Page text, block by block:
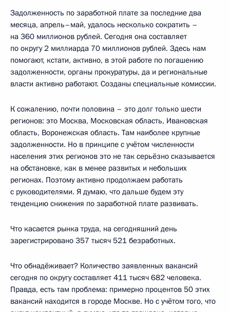
Задолженность по заработной плате за последние два
месяца, апрель–май, удалось несколько сократить –
на 360 миллионов рублей. Сегодня она составляет
по округу 2 миллиарда 70 миллионов рублей. Здесь нам
помогают, кстати, активно, в этой работе по погашению
задолженности, органы прокуратуры, да и региональные
власти активно работают. Созданы специальные комиссии.
К сожалению, почти половина – это долг только шести
регионов: это Москва, Московская область, Ивановская
область, Воронежская область. Там наиболее крупные
задолженности. Но в принципе с учётом численности
населения этих регионов это не так серьёзно сказывается
на обстановке, как в менее развитых и небольших
регионах. Поэтому активно продолжаем работать
с руководителями. Я думаю, что дальше будем эту
тенденцию снижения по заработной плате развивать.
Что касается рынка труда, на сегодняшний день
зарегистрировано 357 тысяч 521 безработных.
Что обнадёживает? Количество заявленных вакансий
сегодня по округу составляет 411 тысяч 682 человека.
Правда, есть там проблема: примерно процентов 50 этих
вакансий находится в городе Москве. Но с учётом того, что